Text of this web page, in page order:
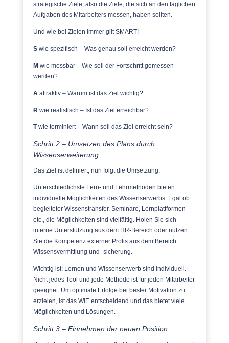
strategische Ziele, also die Ziele, die sich an den täglichen
Aufgaben des Mitarbeiters messen, haben sollten.
Und wie bei Zielen immer gilt SMART!
Swie spezifisch – Was genau soll erreicht werden?
M wie messbar – Wie soll der Fortschritt gemessen
werden?
Aattraktiv – Warum ist das Ziel wichtig?
Rwie realistisch – Ist das Ziel erreichbar?
Twie terminiert – Wann soll das Ziel erreicht sein?
Schritt 2 – Umsetzen des Plans durch
Wissenserweiterung
Das Ziel ist definiert, nun folgt die Umsetzung.
Unterschiedlichste Lern- und Lehrmethoden bieten
individuelle Möglichkeiten des Wissenserwerbs. Egal ob
begleiteter Wissenstransfer, Seminare, Lernplattformen
etc., die Möglichkeiten sind vielfältig. Holen Sie sich
interne Unterstützung aus dem HR-Bereich oder nutzen
Sie die Kompetenz externer Profis aus dem Bereich
Wissensvermittlung und -sicherung.
Wichtig ist: Lernen und Wissenserwerb sind individuell.
Nicht jedes Tool und jede Methode ist für jeden Mitarbeiter
geeignet. Um optimale Erfolge bei bester Motivation zu
erzielen, ist das WIE entscheidend und das bietet viele
Möglichkeiten und Lösungen.
Schritt 3 – Einnehmen der neuen Position